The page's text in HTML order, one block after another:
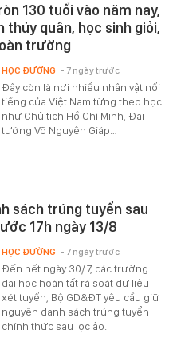
130 tuổi vào năm nay,
quân, học sinh giỏi,
trường
Đây còn là nơi nhiều nhân vật nổi
tiếng của Việt Nam từng theo học
như Chủ tịch Hồ Chí Minh, Đại
tướng Võ Nguyên Giáp…
HỌC ĐƯỜNG - 7 ngày trước
sách trúng tuyển sau
17h ngày 13/8
Đến hết ngày 30/7, các trường
đại học hoàn tất rà soát dữ liệu
xét tuyển, Bộ GD&ĐT yêu cầu giữ
nguyên danh sách trúng tuyển
chính thức sau lọc ảo.
HỌC ĐƯỜNG - 7 ngày trước